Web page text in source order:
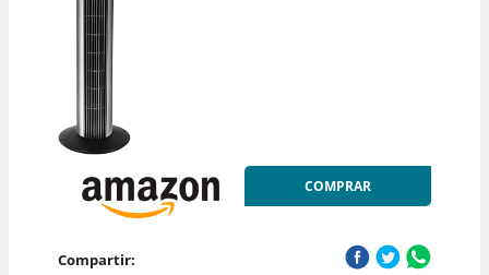
COMPRAR
Compartir: